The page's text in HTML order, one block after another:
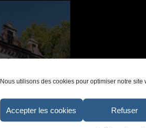
Nous utilisons des cookies pour optimiser notre site
Accepter les cookies Refuser